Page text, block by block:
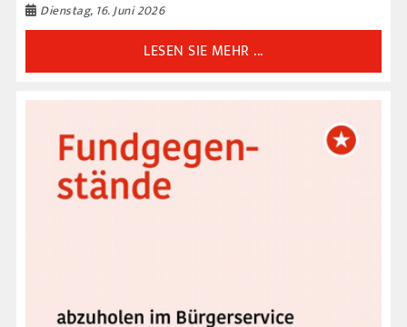
Dienstag, 16. Juni 2026
LESEN SIE MEHR ...